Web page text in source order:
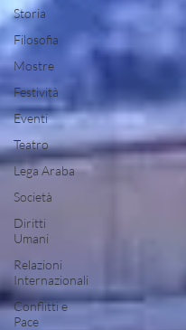
Storia
Filosofia
Mostre
Festività
Eventi
Teatro
Lega Araba
Società
Diritti
Umani
Relazioni
Internazionali
Conflitti e
Pace